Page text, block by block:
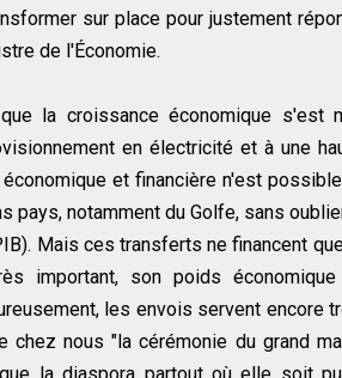
sur place pour justement
de l'Économie.
la croissance économique s'est
en électricité et à une
et financière n'est
pays, notamment du Golfe, sans
Mais ces transferts ne financent
important, son poids
les envois servent encore
chez nous "la cérémonie du grand